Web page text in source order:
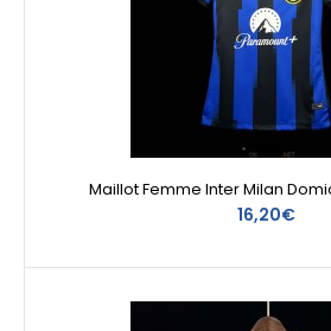
Maillot Femme Inter Milan
16,20€